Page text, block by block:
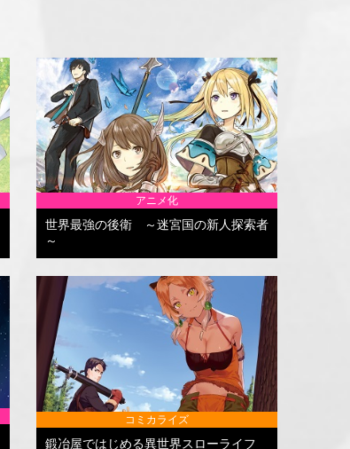
アニメ化
世界最強の後衛 ～迷宮国の新人探索者
～
コミカライズ
鍛冶屋ではじめる異世界スローライフ